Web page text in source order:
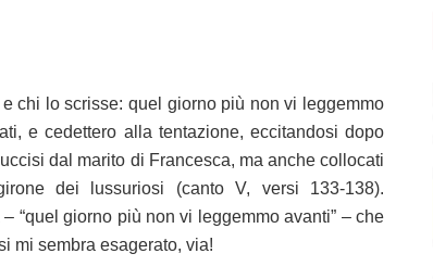
chi lo scrisse: quel giorno più non vi leggemmo
e cedettero alla tentazione, eccitandosi dopo
dal marito di Francesca, ma anche collocati
dei lussuriosi (canto V, versi 133-138).
“quel giorno più non vi leggemmo avanti” – che
mi sembra esagerato, via!